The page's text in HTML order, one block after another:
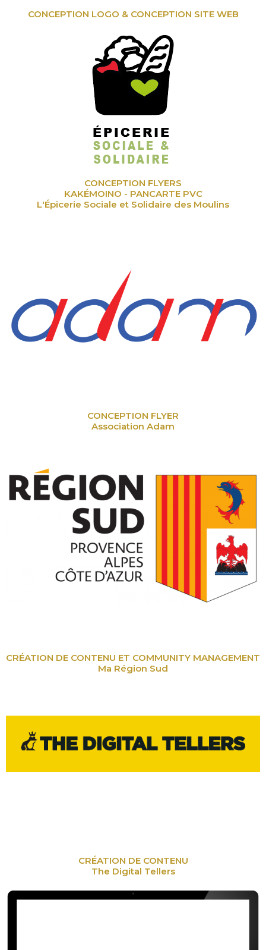
CONCEPTION LOGO & CONCEPTION SITE WEB
CONCEPTION FLYERS
KAKÉMOINO - PANCARTE PVC
L'Épicerie Sociale et Solidaire des Moulins
CONCEPTION FLYER
Association Adam
CRÉATION DE CONTENU ET COMMUNITY MANAGEMENT
Ma Région Sud
CRÉATION DE CONTENU
The Digital Tellers